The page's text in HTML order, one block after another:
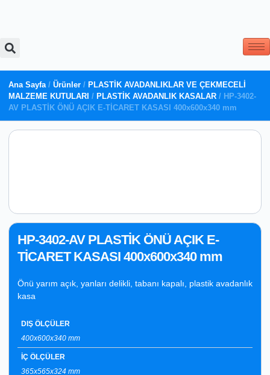
Ana Sayfa/ Ürünler / PLASTİK AVADANLIKLAR VE ÇEKMECELİ
MALZEME KUTULARI / PLASTİK AVADANLIK KASALAR / HP-3402-
AV PLASTİK ÖNÜ AÇIK E-TİCARET KASASI 400x600x340 mm
HP-3402-AV PLASTİK ÖNÜ AÇIK E-
TİCARET KASASI 400x600x340 mm
Önü yarım açık, yanları delikli, tabanı kapalı, plastik avadanlık
kasa
DIŞ ÖLÇÜLER
400x600x340 mm
İÇ ÖLÇÜLER
365x565x324 mm